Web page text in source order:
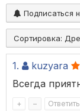
Подписаться
Сортировка:
1. kuzyara
Всегда
+ – Ответить